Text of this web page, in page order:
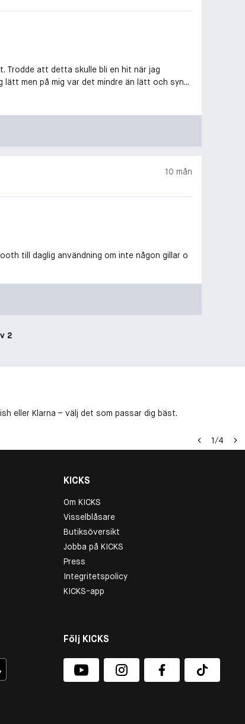
Trodde att detta skulle bli en hit när jag
men på mig var det mindre än lätt och syn...
10 mån
till daglig användning om inte någon gillar o
2
eller Klarna – välj det som passar dig bäst.
1/4
KICKS
Om KICKS
Visselblåsare
Butiksöversikt
Jobba på KICKS
Press
Integritetspolicy
KICKS-app
Följ KICKS